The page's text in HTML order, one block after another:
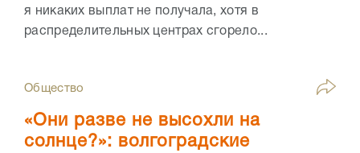
я никаких выплат не получала, хотя в
распределительных центрах сгорело...
Общество
«Они разве не высохли на
солнце?»: волгоградские